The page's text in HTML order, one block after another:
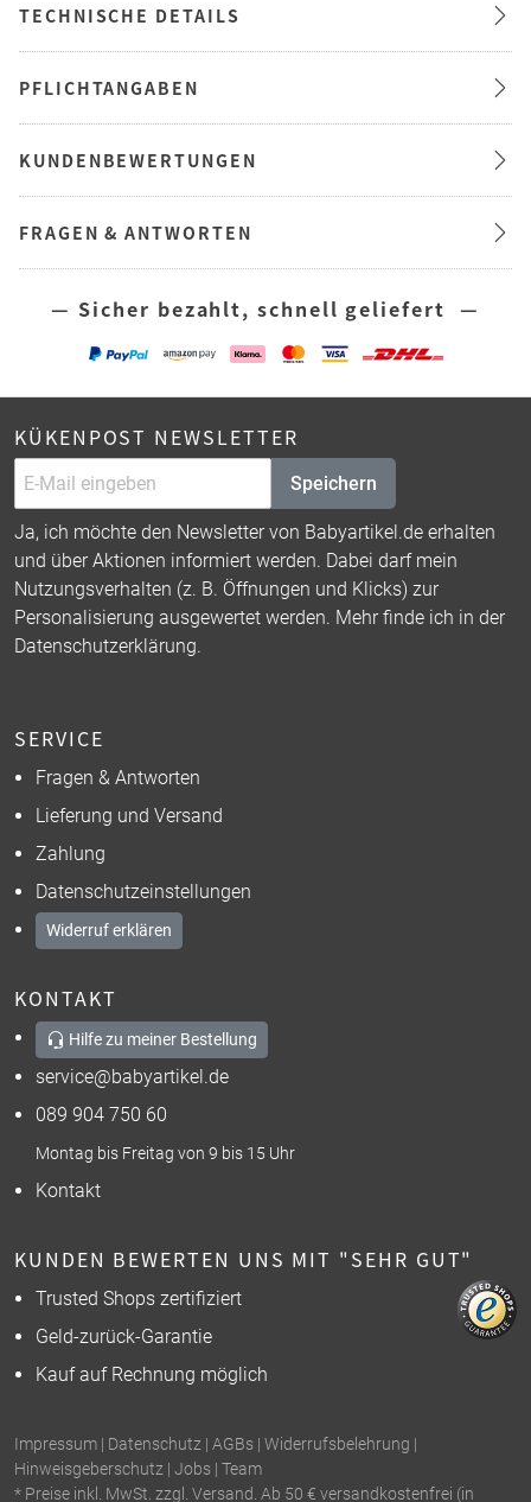
TECHNISCHE DETAILS
PFLICHTANGABEN
KUNDENBEWERTUNGEN
FRAGEN & ANTWORTEN
— Sicher bezahlt, schnell geliefert —
KÜKENPOST NEWSLETTER
Speichern
Ja, ich möchte den Newsletter von Babyartikel.de erhalten
und über Aktionen informiert werden. Dabei darf mein
Nutzungsverhalten (z. B. Öffnungen und Klicks) zur
Personalisierung ausgewertet werden. Mehr finde ich in der
Datenschutzerklärung.
SERVICE
Fragen & Antworten
Lieferung und Versand
Zahlung
Datenschutzeinstellungen
Widerruf erklären
KONTAKT
Hilfe zu meiner Bestellung
service@babyartikel.de
089 904 750 60
Montag bis Freitag von 9 bis 15 Uhr
Kontakt
KUNDEN BEWERTEN UNS MIT "SEHR GUT"
Trusted Shops zertifiziert
Geld-zurück-Garantie
Kauf auf Rechnung möglich
Impressum | Datenschutz | AGBs | Widerrufsbelehrung |
Hinweisgeberschutz | Jobs | Team
* Preise inkl. MwSt. zzgl. Versand. Ab 50 € versandkostenfrei (in